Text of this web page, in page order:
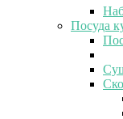
Посуда